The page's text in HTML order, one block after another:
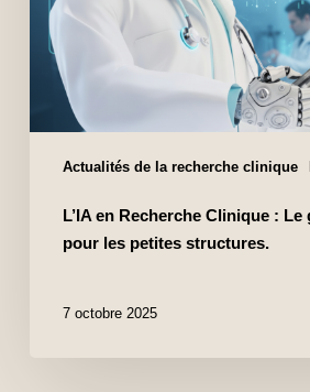
Actualités de la recherche clinique
L’IA en Recherche Clinique :
pour les petites structures.
7 octobre 2025